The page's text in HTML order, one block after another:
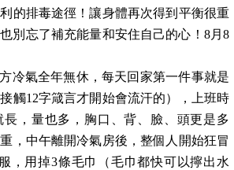
的排毒途徑！讓身體再次得到平衡很重
別忘了補充能量和安住自己的心！8月8
冷氣全年無休，每天回家第一件事就是
觸12字箴言才開始會流汗的），上班時
長，量也多，胸口、背、臉、頭更是多
，中午離開冷氣房後，整個人開始狂冒
，用掉3條毛巾（毛巾都快可以擰出水